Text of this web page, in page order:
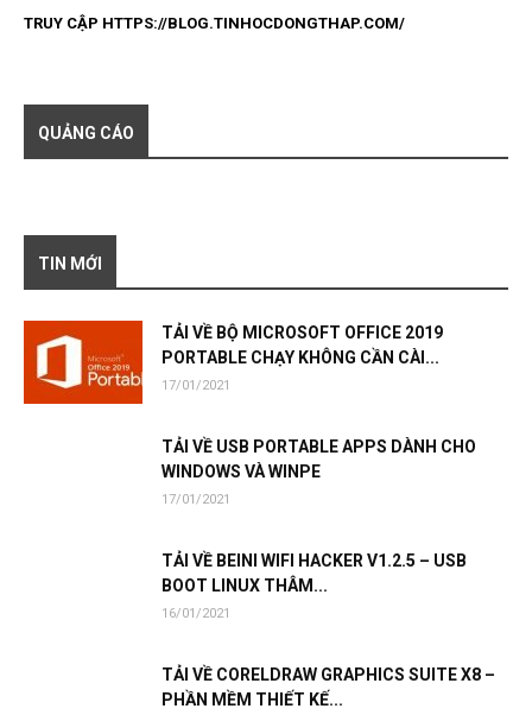
TRUY CẬP HTTPS://BLOG.TINHOCDONGTHAP.COM/
QUẢNG CÁO
TIN MỚI
TẢI VỀ BỘ MICROSOFT OFFICE 2019
PORTABLE CHẠY KHÔNG CẦN CÀI...
17/01/2021
TẢI VỀ USB PORTABLE APPS DÀNH CHO
WINDOWS VÀ WINPE
17/01/2021
TẢI VỀ BEINI WIFI HACKER V1.2.5 – USB
BOOT LINUX THÂM...
16/01/2021
TẢI VỀ CORELDRAW GRAPHICS SUITE X8 –
PHẦN MỀM THIẾT KẾ...